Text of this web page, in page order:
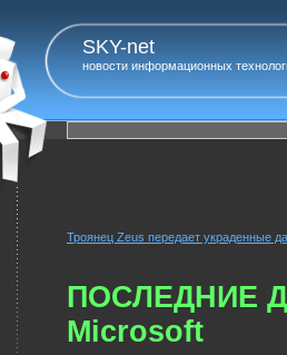
SKY-net
новости информационных
Троянец Zeus передает украденные
ПОСЛЕДНИЕ
Microsoft